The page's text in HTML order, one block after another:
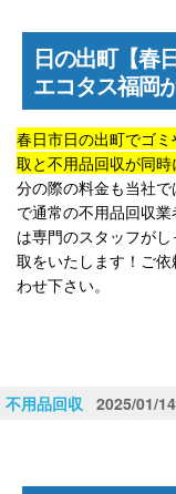
日の出町【春
エコタス福岡
春日市日の出町でゴ
取と不用品回収が同
分の際の料金も当社
で通常の不用品回収
は専門のスタッフが
取をいたします！ご
わせ下さい。
不用品回収 2025/01/14